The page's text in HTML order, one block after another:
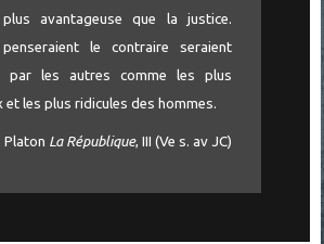
plus avantageuse que la justice.
le contraire seraient
par les autres comme les plus
et les plus ridicules des hommes.
Platon La République, III (Ve s. av JC)